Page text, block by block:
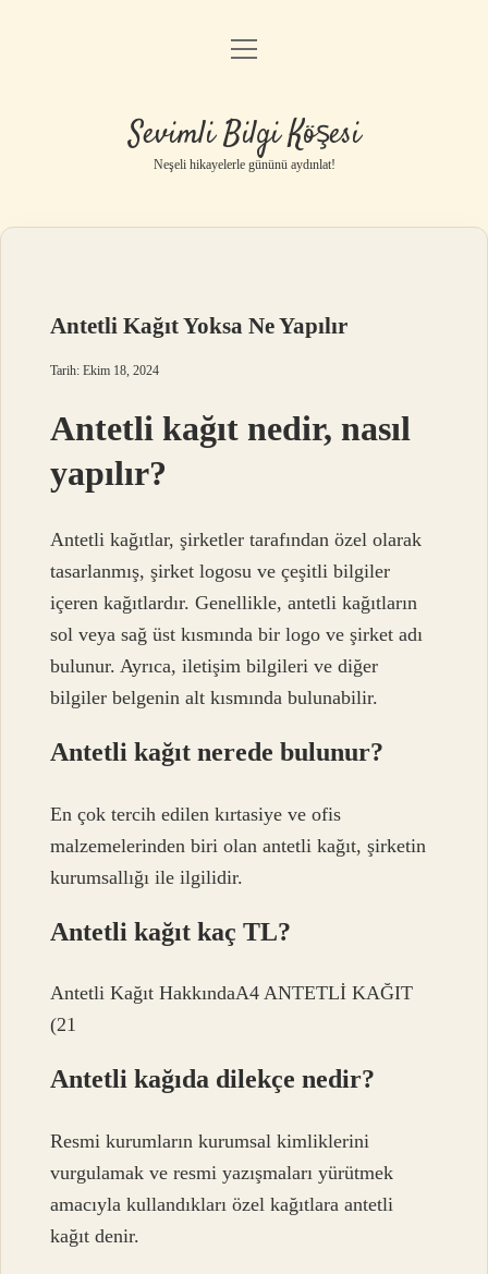
Anasayfa
Yasal Uyarı
menüyü
Sevimli Bilgi Köşesi
Neşeli hikayelerle gününü aydınlat!
Antetli Kağıt Yoksa Ne Yapılır
Tarih: Ekim 18, 2024
Antetli kağıt nedir, nasıl
yapılır?
Antetli kağıtlar, şirketler tarafından özel olarak
tasarlanmış, şirket logosu ve çeşitli bilgiler
içeren kağıtlardır. Genellikle, antetli kağıtların
sol veya sağ üst kısmında bir logo ve şirket adı
bulunur. Ayrıca, iletişim bilgileri ve diğer
bilgiler belgenin alt kısmında bulunabilir.
Antetli kağıt nerede bulunur?
En çok tercih edilen kırtasiye ve ofis
malzemelerinden biri olan antetli kağıt, şirketin
kurumsallığı ile ilgilidir.
Antetli kağıt kaç TL?
Antetli Kağıt HakkındaA4 ANTETLİ KAĞIT
(21
Antetli kağıda dilekçe nedir?
Resmi kurumların kurumsal kimliklerini
vurgulamak ve resmi yazışmaları yürütmek
amacıyla kullandıkları özel kağıtlara antetli
kağıt denir.